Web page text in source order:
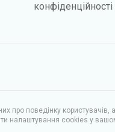
конфіденційності
про поведінку
налаштування cookies у